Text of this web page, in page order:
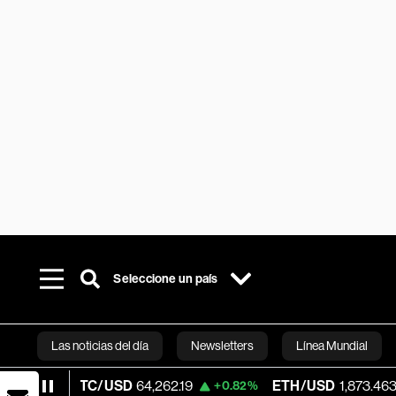
Seleccione un país
Las noticias del día Newsletters Línea Mundial
Bloomberg
USD 64,262.19 +0.82% ETH/USD 1,873.463 +0.32%